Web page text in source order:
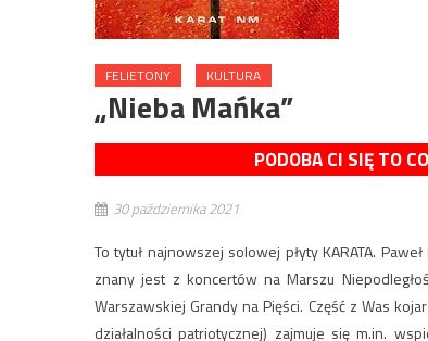
FELIETONY KULTURA
„Nieba Mańka”
PODOBA CI SIĘ TO
30 października 2021
To tytuł najnowszej solowej płyty KARATA.
znany jest z koncertów na Marszu
Warszawskiej Grandy na Pięści. Część z Was
działalności patriotycznej) zajmuje się m.in.